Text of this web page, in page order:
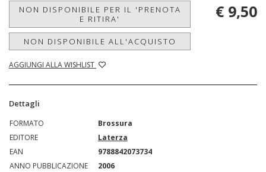
NON DISPONIBILE PER IL 'PRENOTA
E RITIRA'
NON DISPONIBILE ALL'ACQUISTO
AGGIUNGI ALLA WISHLIST
€ 9,50
Dettagli
FORMATO
Brossura
EDITORE
Laterza
EAN
9788842073734
ANNO PUBBLICAZIONE
2006